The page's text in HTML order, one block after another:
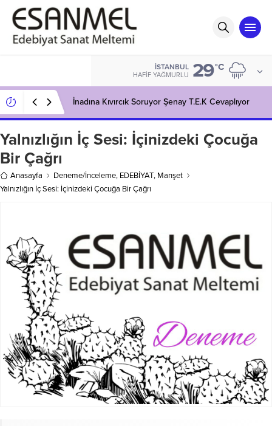
İSTANBUL
HAFIF YAĞMURLU 29°C
İnadına Kıvırcık Soruyor Şenay T.E.K Cevaplıyor
Yalnızlığın İç Sesi: İçinizdeki Çocuğa
Bir Çağrı
Anasayfa Deneme/İnceleme, EDEBİYAT, Manşet
Yalnızlığın İç Sesi: İçinizdeki Çocuğa Bir Çağrı